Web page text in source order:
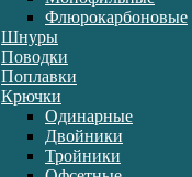
Флюрокарбоновые
Шнуры
Поводки
Поплавки
Крючки
Одинарные
Двойники
Тройники